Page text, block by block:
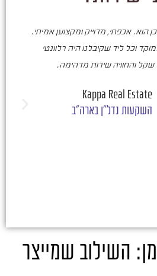
אכפתי, מדוייק ומקצוען אמיתי.
וכל ליד שקיבלנו היה רלוונטי
שקל והחוויה שירות מדהימה.
Kappa Real Estate
השקעות נדל"ן בארה"ב
השילוב שמייצר